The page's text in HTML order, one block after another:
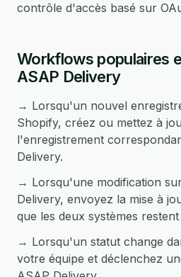
contrôle d'accès basé sur
Workflows populaires
ASAP Delivery
→ Lorsqu'un nouvel
Shopify, créez ou mettez à
l'enregistrement
Delivery.
→ Lorsqu'une modification
Delivery, envoyez la mise à
que les deux systèmes
→ Lorsqu'un statut change
votre équipe et déclenchez